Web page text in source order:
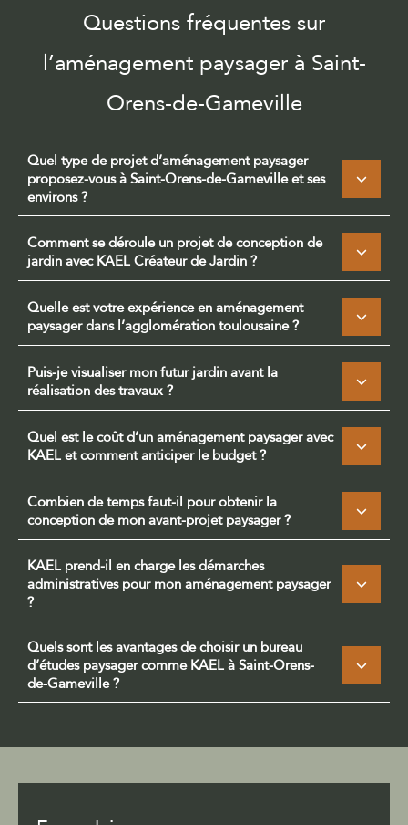
Questions fréquentes sur
l’aménagement paysager à Saint-
Orens-de-Gameville
Quel type de projet d’aménagement paysager
proposez-vous à Saint-Orens-de-Gameville et ses
environs ?
Comment se déroule un projet de conception de
jardin avec KAEL Créateur de Jardin ?
Quelle est votre expérience en aménagement
paysager dans l’agglomération toulousaine ?
Puis-je visualiser mon futur jardin avant la
réalisation des travaux ?
Quel est le coût d’un aménagement paysager avec
KAEL et comment anticiper le budget ?
Combien de temps faut-il pour obtenir la
conception de mon avant-projet paysager ?
KAEL prend-il en charge les démarches
administratives pour mon aménagement paysager
?
Quels sont les avantages de choisir un bureau
d’études paysager comme KAEL à Saint-Orens-
de-Gameville ?